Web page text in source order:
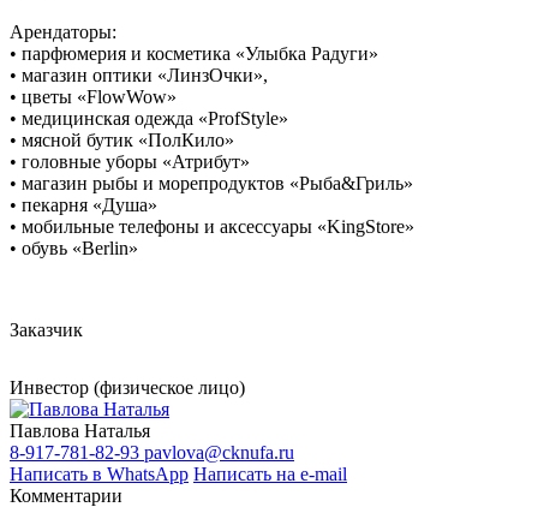
Арендаторы:
• парфюмерия и косметика «Улыбка Радуги»
• магазин оптики «ЛинзОчки»,
• цветы «FlowWow»
• медицинская одежда «ProfStyle»
• мясной бутик «ПолКило»
• головные уборы «Атрибут»
• магазин рыбы и морепродуктов «Рыба&Гриль»
• пекарня «Душа»
• мобильные телефоны и аксессуары «KingStore»
• обувь «Berlin»
Заказчик
Инвестор (физическое лицо)
Павлова Наталья
8-917-781-82-93 pavlova@cknufa.ru
Написать в WhatsApp Написать на e-mail
Комментарии